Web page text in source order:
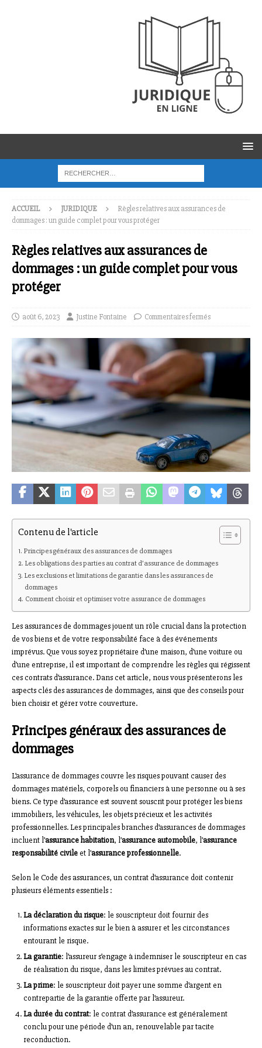
ACCUEIL JURIDIQUE
Règles relatives aux assurances de
dommages : un guide complet pour vous protéger
Règles relatives aux assurances de
dommages : un guide complet pour vous
protéger
août 6, 2023 Justine Fontaine Commentaires fermés
Contenu de l'article
Principes généraux des assurances de dommages
Les obligations des parties au contrat d’assurance de dommages
Les exclusions et limitations de garantie dans les assurances de
dommages
Comment choisir et optimiser votre assurance de dommages
Les assurances de dommages jouent un rôle crucial dans la protection
de vos biens et de votre responsabilité face à des événements
imprévus. Que vous soyez propriétaire d’une maison, d’une voiture ou
d’une entreprise, il est important de comprendre les règles qui régissent
ces contrats d’assurance. Dans cet article, nous vous présenterons les
aspects clés des assurances de dommages, ainsi que des conseils pour
bien choisir et gérer votre couverture.
Principes généraux des assurances de
dommages
L’assurance de dommages couvre les risques pouvant causer des
dommages matériels, corporels ou financiers à une personne ou à ses
biens. Ce type d’assurance est souvent souscrit pour protéger les biens
immobiliers, les véhicules, les objets précieux et les activités
professionnelles. Les principales branches d’assurances de dommages
incluent l’assurance habitation, l’assurance automobile, l’assurance
responsabilité civileet l’assurance professionnelle.
Selon le Code des assurances, un contrat d’assurance doit contenir
plusieurs éléments essentiels :
La déclaration du risque: le souscripteur doit fournir des
informations exactes sur le bien à assurer et les circonstances
entourant le risque.
La garantie: l’assureur s’engage à indemniser le souscripteur en cas
de réalisation du risque, dans les limites prévues au contrat.
La prime: le souscripteur doit payer une somme d’argent en
contrepartie de la garantie offerte par l’assureur.
La durée du contrat: le contrat d’assurance est généralement
conclu pour une période d’un an, renouvelable par tacite
reconduction.